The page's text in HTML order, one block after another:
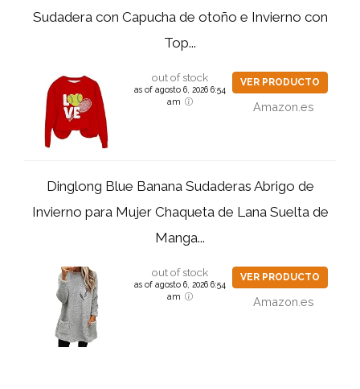
Sudadera con Capucha de otoño e Invierno con
Top...
out of stock
as of agosto 6, 2026 6:54
am
VER PRODUCTO
Amazon.es
Dinglong Blue Banana Sudaderas Abrigo de
Invierno para Mujer Chaqueta de Lana Suelta de
Manga...
out of stock
as of agosto 6, 2026 6:54
am
VER PRODUCTO
Amazon.es